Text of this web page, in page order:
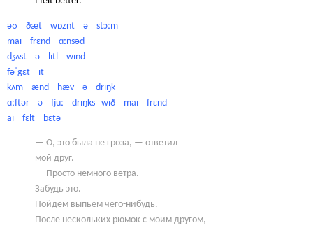
əʊ ðæt wɒznt ə stɔːm
maɪ frɛnd ɑːnsəd
ʤʌst ə lɪtl wɪnd
fəˈgɛt ɪt
kʌm ænd hæv ə drɪŋk
ɑːftər ə fjuː drɪŋks wɪð maɪ frɛnd
aɪ fɛlt bɛtə
— О, это была не гроза, — ответил
мой друг.
— Просто немного ветра.
Забудь это.
Пойдем выпьем чего-нибудь.
После нескольких рюмок с моим другом,